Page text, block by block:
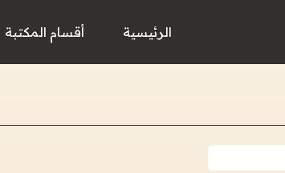
الرئيسية أقسام المكتبة